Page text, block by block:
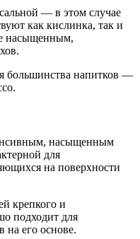
— в этом случае
как кислинка, так и
насыщенным,
большинства напитков —
насыщенным
для
на поверхности
крепкого и
подходит для
на его основе.